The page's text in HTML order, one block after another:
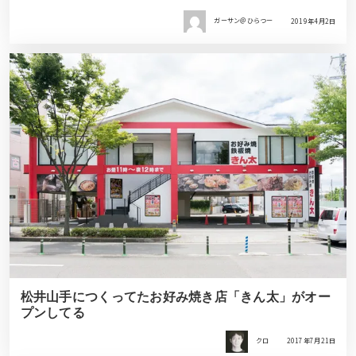
ガーサン＠ひらつー 2019年4月2日
松井山手につくってたお好み焼き店「きん太」がオー
プンしてる
クロ 2017年7月21日